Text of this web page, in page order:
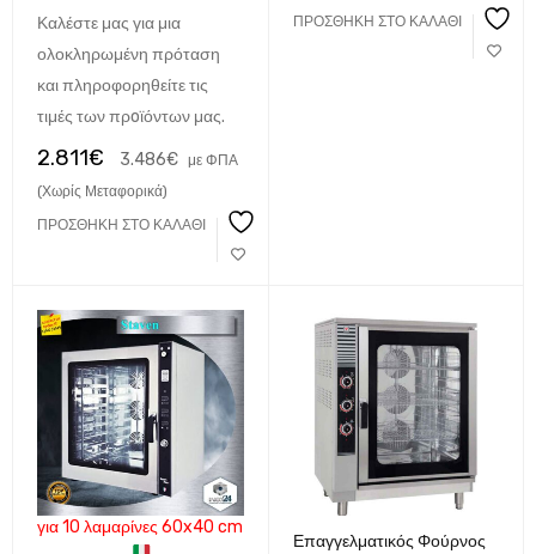
Καλέστε μας για μια
ολοκληρωμένη πρόταση
και πληροφορηθείτε τις
τιμές των πρoϊόντων μας.
2.811€ 3.486€ με ΦΠΑ
(Χωρίς Μεταφορικά)
ΠΡΟΣΘΉΚΗ ΣΤΟ ΚΑΛΆΘΙ
ΠΡΟΣΘΉΚΗ ΣΤΟ ΚΑΛΆΘΙ
για 10 λαμαρίνες 60x40 cm
Επαγγελματικός Φούρνος